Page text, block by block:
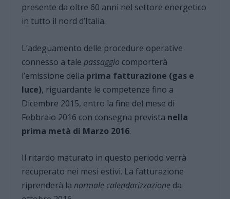
presente da oltre 60 anni nel settore energetico
in tutto il nord d’Italia.
L’adeguamento delle procedure operative
connesso a talepassaggio comporterà
l’emissione della prima fatturazione (gas e
luce), riguardante le competenze fino a
Dicembre 2015, entro la fine del mese di
Febbraio 2016 con consegna prevista nella
prima metà di Marzo 2016.
Il ritardo maturato in questo periodo verrà
recuperato nei mesi estivi. La fatturazione
riprenderà lanormale calendarizzazione da